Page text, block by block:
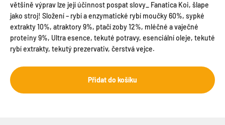
většině výprav lze její účinnost pospat slovy_ Fanatica Koi, šlape
jako stroj! Složení – rybí a enzymatické rybí moučky 60%, sypké
extrakty 10%, atraktory 9%, ptačí zoby 12%, mléčné a vaječné
proteiny 9%, Ultra esence, tekuté potravy, esenciální oleje, tekuté
rybí extrakty, tekutý prezervativ, čerstvá vejce.
Přidat do košíku